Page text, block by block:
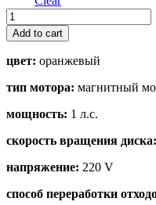
Nagare
Slim
1250
quantity
Add to cart
цвет: оранжевый
тип мотора: магнитный
мощность: 1 л.с.
скорость вращения диска:
напряжение: 220 V
способ переработки